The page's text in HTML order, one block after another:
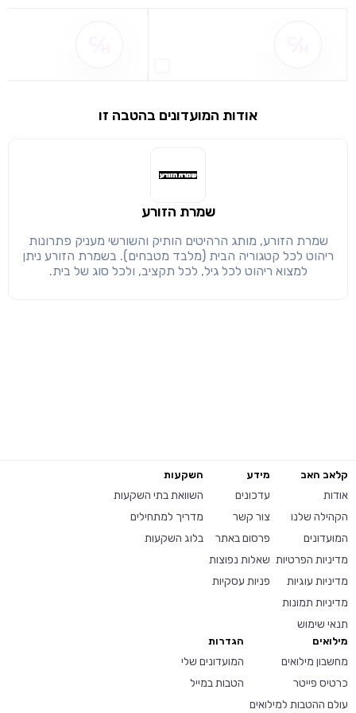
אודות המועדונים בהטבה זו
שמרת הזורע
שמרת הזורע, מותג הרהיטים הותיק והשורשי מעניק פתרונות
ריהוט לכל קטגוריה הבית (מלבד מטבחים). בשמרת הזורע ניתן
למצוא ריהוט לכל גיל, לכל תקציב, ולכל סוג של בית.
קלאב האב
אודות
הקהילה שלנו
המועדונים
מדיניות הפרטיות
מדיניות עוגיות
מדיניות תמונות
תנאי שימוש
מידע
עדכונים
צור קשר
פרסום באתר
שאלות נפוצות
פניות עסקיות
השקעות
השוואת בתי השקעות
מדריך למתחילים
בלוג השקעות
מילואים
מחשבון מילואים
כרטיס פייטר
עולם ההטבות למילואים
הגדרות
המועדונים שלי
הטבות במייל